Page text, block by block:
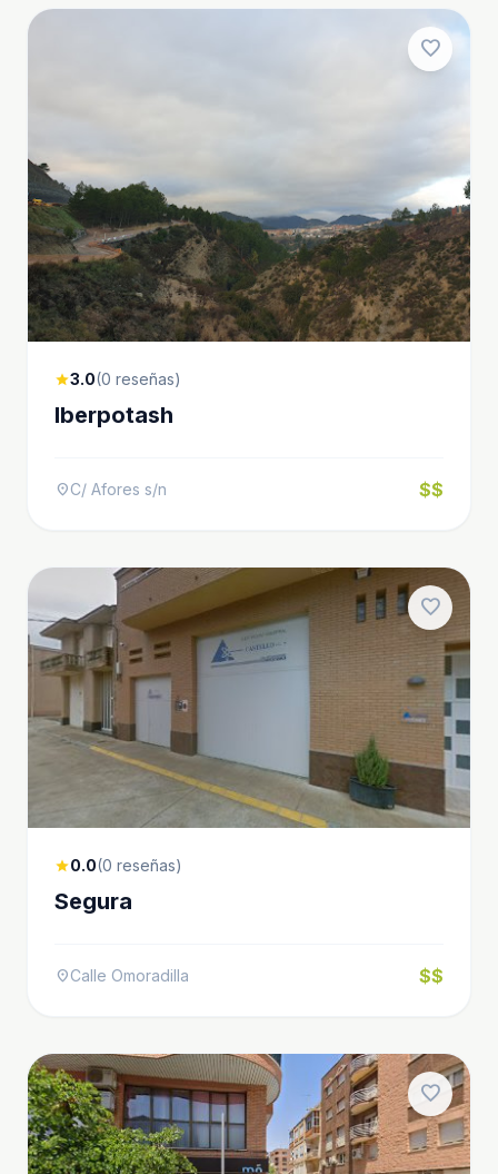
favorite
star3.0(0 reseñas)
Iberpotash
location_onC/ Afores s/n $$
favorite
star0.0(0 reseñas)
Segura
location_onCalle Omoradilla $$
favorite